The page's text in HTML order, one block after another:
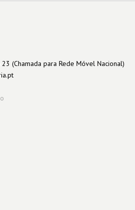
(Chamada para Rede Móvel Nacional)